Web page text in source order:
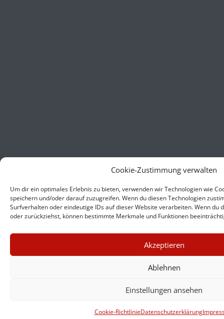
Cookie-Zustimmung verwalten
Um dir ein optimales Erlebnis zu bieten, verwenden wir Technologien wie
speichern und/oder darauf zuzugreifen. Wenn du diesen Technologien
Surfverhalten oder eindeutige IDs auf dieser Website verarbeiten. Wenn du
oder zurückziehst, können bestimmte Merkmale und Funktionen
Akzeptieren
Ablehnen
Einstellungen ansehen
Cookie-RichtlinieDatenschutzerklärung